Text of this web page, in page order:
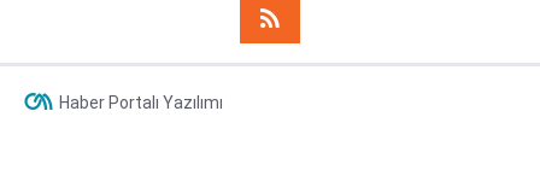
Haber Portalı Yazılımı